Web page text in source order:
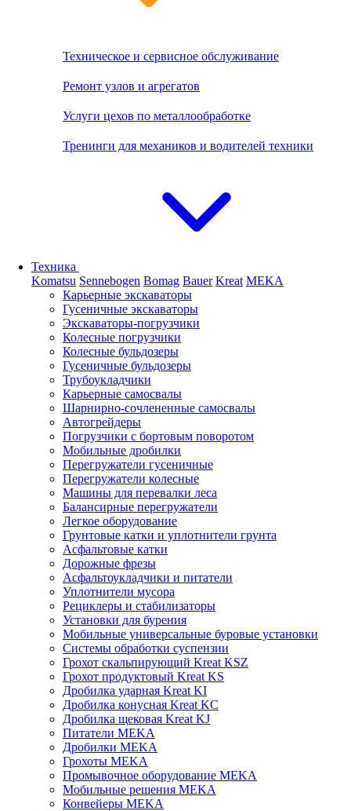
Техническое и сервисное обслуживание
Ремонт узлов и агрегатов
Услуги цехов по металлообработке
Тренинги для механиков и водителей техники
Техника
Komatsu Sennebogen Bomag Bauer Kreat MEKA
Карьерные экскаваторы
Гусеничные экскаваторы
Экскаваторы-погрузчики
Колесные погрузчики
Колесные бульдозеры
Гусеничные бульдозеры
Трубоукладчики
Карьерные самосвалы
Шарнирно-сочлененные cамосвалы
Автогрейдеры
Погрузчики с бортовым поворотом
Мобильные дробилки
Перегружатели гусеничные
Перегружатели колесные
Машины для перевалки леса
Балансирные перегружатели
Легкое оборудование
Грунтовые катки и уплотнители грунта
Асфальтовые катки
Дорожные фрезы
Асфальтоукладчики и питатели
Уплотнители мусора
Рециклеры и стабилизаторы
Установки для бурения
Мобильные универсальные буровые установки
Системы обработки суспензии
Грохот скальпирующий Kreat KSZ
Грохот продуктовый Kreat KS
Дробилка ударная Kreat KI
Дробилка конусная Kreat KC
Дробилка щековая Kreat KJ
Питатели MEKA
Дробилки MEKA
Грохоты MEKA
Промывочное оборудование MEKA
Мобильные решения MEKA
Конвейеры MEKA